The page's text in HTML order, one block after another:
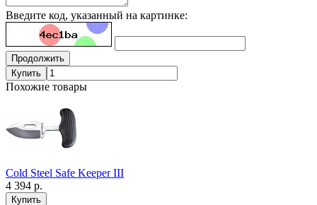
Введите код, указанный на картинке:
Продолжить
Купить
Похожие товары
Cold Steel Safe Keeper III
4 394 р.